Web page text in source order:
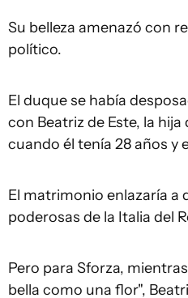
Su belleza amenazó con
político.
El duque se había
con Beatriz de Este, la
cuando él tenía 28 años y
El matrimonio enlazaría a
poderosas de la Italia del
Pero para Sforza,
bella como una flor",